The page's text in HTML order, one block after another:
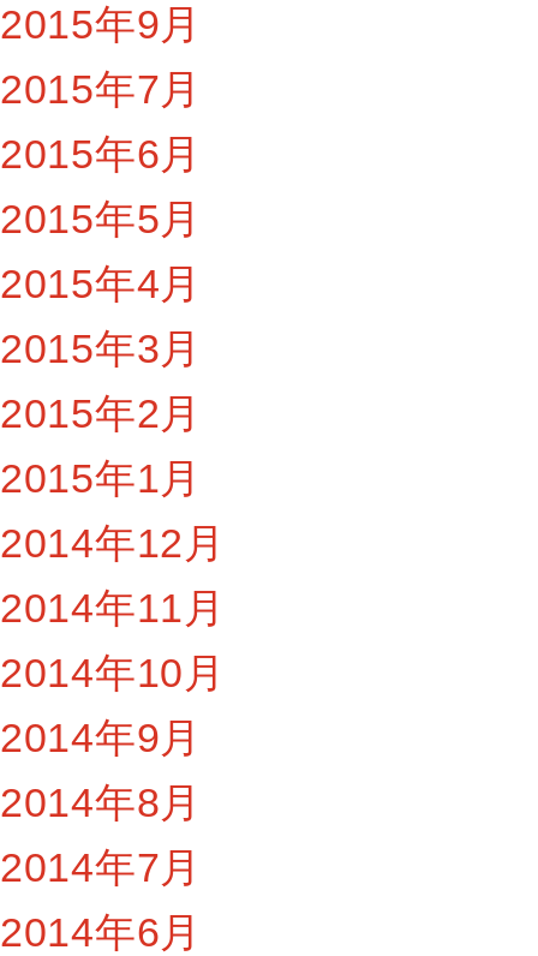
2015年9月
2015年7月
2015年6月
2015年5月
2015年4月
2015年3月
2015年2月
2015年1月
2014年12月
2014年11月
2014年10月
2014年9月
2014年8月
2014年7月
2014年6月